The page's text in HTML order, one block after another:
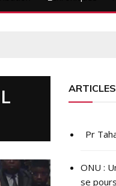
Pr
ONU :
se